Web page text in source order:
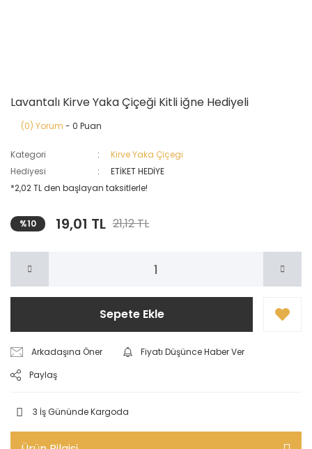
Lavantalı Kirve Yaka Çiçeği Kitli iğne Hediyeli
(0) Yorum - 0 Puan
Kategori
Kirve Yaka Çiçegi
Hediyesi
ETİKET HEDİYE
*2,02 TL den başlayan taksitlerle!
%10 19,01 TL 21,12 TL
Sepete Ekle
Arkadaşına Öner
Fiyatı Düşünce Haber Ver
Paylaş
3 İş Gününde Kargoda